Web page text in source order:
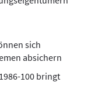
sich
absichern
100 bringt